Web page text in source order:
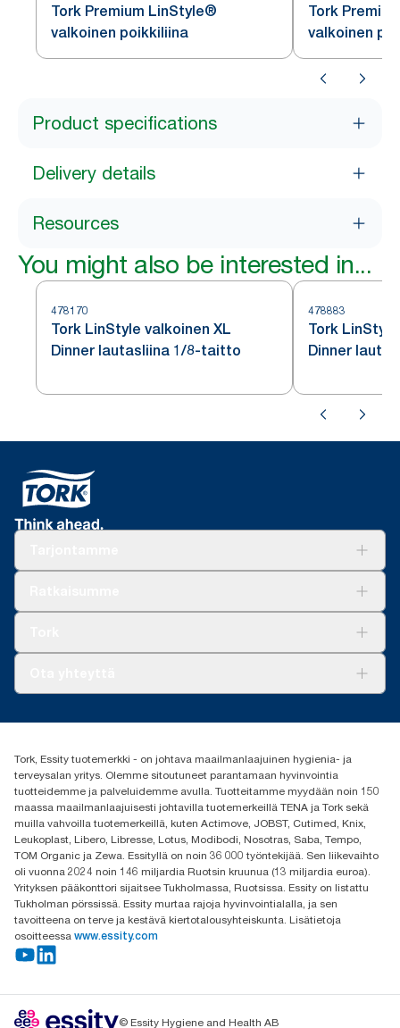
Tork Premium LinStyle®
valkoinen poikkiliina
Tork
valkoinen
Product specifications
Delivery details
Resources
You might also be interested in...
478170
Tork LinStyle valkoinen XL
Dinner lautasliina 1/8-taitto
478883
Tork
Dinner
(+358) 9 5068 8222
Oy Essity Finland Ab
Revontulenkuja 1
02100 Espoo
Tork, Essity tuotemerkki - on johtava maailmanlaajuinen hygienia- ja
terveysalan yritys. Olemme sitoutuneet parantamaan hyvinvointia
tuotteidemme ja palveluidemme avulla. Tuotteitamme myydään noin 150
maassa maailmanlaajuisesti johtavilla tuotemerkeillä TENA ja Tork sekä
muilla vahvoilla tuotemerkeillä, kuten Actimove, JOBST, Cutimed, Knix,
Leukoplast, Libero, Libresse, Lotus, Modibodi, Nosotras, Saba, Tempo,
TOM Organic ja Zewa. Essityllä on noin 36 000 työntekijää. Sen liikevaihto
oli vuonna 2024 noin 146 miljardia Ruotsin kruunua (13 miljardia euroa).
Yrityksen pääkonttori sijaitsee Tukholmassa, Ruotsissa. Essity on listattu
Tukholman pörssissä. Essity murtaa rajoja hyvinvointialalla, ja sen
tavoitteena on terve ja kestävä kiertotalousyhteiskunta. Lisätietoja
osoitteessa www.essity.com
© Essity Hygiene and Health AB